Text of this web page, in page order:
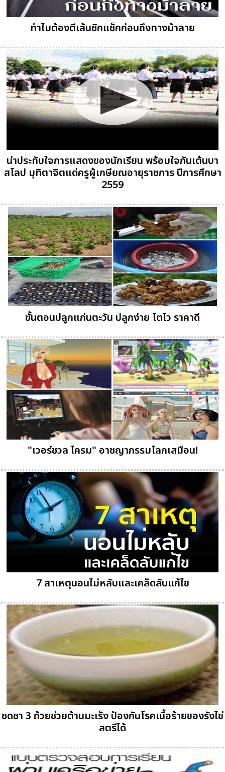
ทำไมต้องตีเส้นซิกแซ็กก่อนถึงทางม้าลาย
น่าประทับใจการแสดงของนักเรียน พร้อมใจกันเต้นบา
สโลป มุทิตาจิตแด่ครูผู้เกษียณอายุราชการ ปีการศึกษา
2559
ขั้นตอนปลูกแก่นตะวัน ปลูกง่าย โตไว ราคาดี
"เวอร์ชวล ไครม" อาชญากรรมโลกเสมือน!
7 สาเหตุนอนไม่หลับและเคล็ดลับแก้ไข
ซดชา 3 ถ้วยช่วยต้านมะเร็ง ป้องกันโรคเนื้อร้ายของรังไข่
สตรีได้